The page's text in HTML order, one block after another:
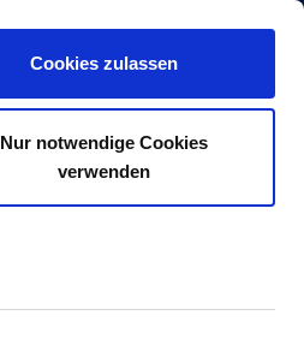
Cookies zulassen
Nur notwendige Cookies
verwenden